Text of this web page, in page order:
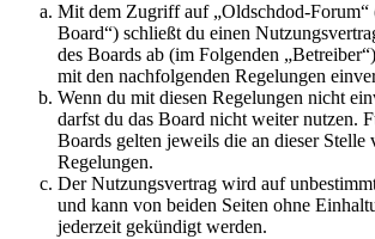
Mit dem Zugriff auf „Oldschdod-Forum“
Board“) schließt du einen
des Boards ab (im Folgenden
mit den nachfolgenden Regelungen
Wenn du mit diesen Regelungen nicht
darfst du das Board nicht weiter nutzen.
Boards gelten jeweils die an dieser Stelle
Regelungen.
Der Nutzungsvertrag wird auf
und kann von beiden Seiten ohne
jederzeit gekündigt werden.